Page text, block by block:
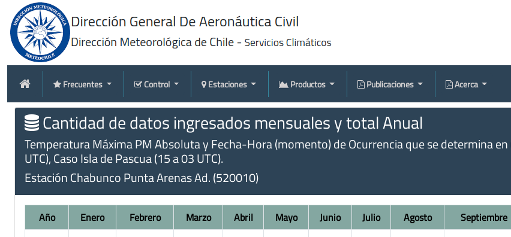
Frecuentes Control Estaciones Productos Publicaciones Acerca
Cantidad de datos ingresados mensuales y total Anual
Temperatura Máxima PM Absoluta y Fecha-Hora (momento) de Ocurrencia que se determina
UTC), Caso Isla de Pascua (15 a 03 UTC).
Estación Chabunco Punta Arenas Ad. (520010)
Año Enero Febrero Marzo Abril Mayo Junio Julio Agosto Septiembre